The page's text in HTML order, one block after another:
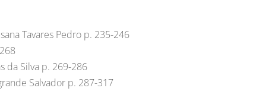
Tavares Pedro p. 235-246
da Silva p. 269-286
Salvador p. 287-317